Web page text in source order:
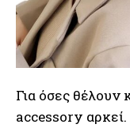
Για όσες θέλουν
accessory